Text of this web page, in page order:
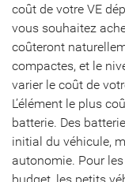
coût de votre VE
vous souhaitez
coûteront
compactes, et le
varier le coût de
L’élément le plus
batterie. Des
initial du véhicule,
autonomie. Pour